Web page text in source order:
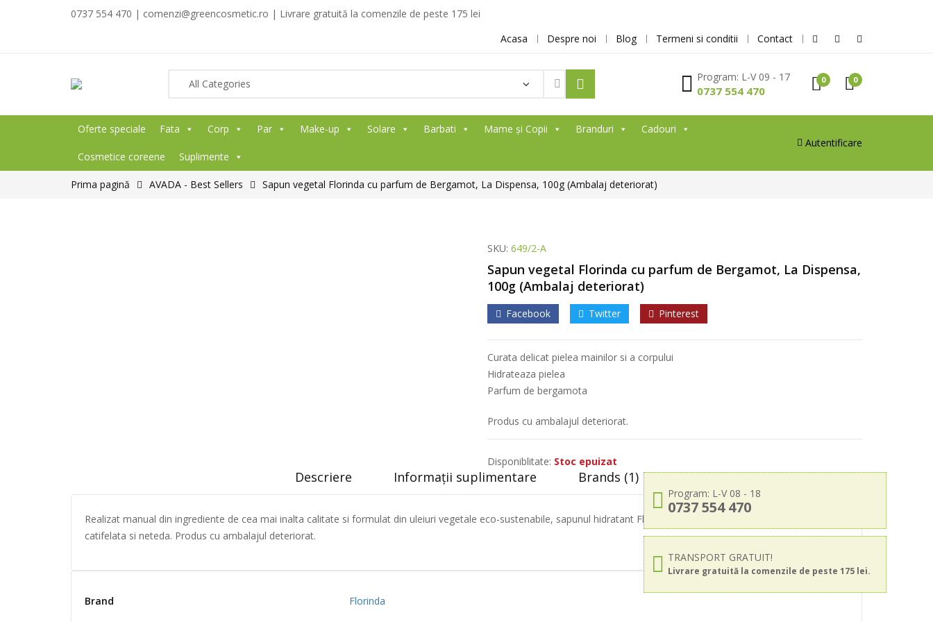
0737 554 470 | comenzi@greencosmetic.ro | Livrare gratuită la comenzile de peste 175 lei
Acasa
Despre noi Blog Termeni si conditii Contact
Program: L-V 09 - 17
0737 554 470
0 0
Oferte speciale Fata Corp Par Make-up Solare Barbati Mame și Copii Branduri Cadouri
Cosmetice coreene Suplimente
Autentificare
Prima pagină AVADA - Best Sellers Sapun vegetal Florinda cu parfum de Bergamot, La Dispensa, 100g (Ambalaj deteriorat)
SKU: 649/2-A
Sapun vegetal Florinda cu parfum de Bergamot, La Dispensa,
100g (Ambalaj deteriorat)
Facebook Twitter Pinterest
Curata delicat pielea mainilor si a corpului
Hidrateaza pielea
Parfum de bergamota
Produs cu ambalajul deteriorat.
Disponiblitate: Stoc epuizat
Program: L-V 08 - 18
0737 554 470
TRANSPORT GRATUIT!
Livrare gratuită la comenzile de peste 175 lei.
Descriere Informații suplimentare Brands (1)
Realizat manual din ingrediente de cea mai inalta calitate si formulat din uleiuri vegetale eco-sustenabile, sapunul hidratant Florinda curata eficient pielea, lasand-o
catifelata si neteda. Produs cu ambalajul deteriorat.
Brand Florinda